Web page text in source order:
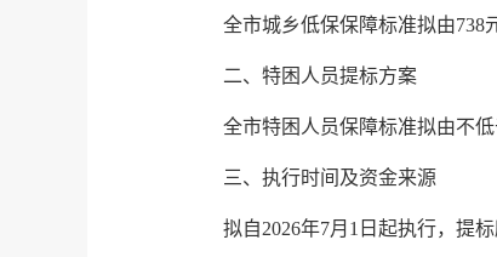
全市城乡低保保障标准拟由738
二、特困人员提标方案
全市特困人员保障标准拟由不低
三、执行时间及资金来源
拟自2026年7月1日起执行，提